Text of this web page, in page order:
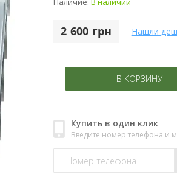
2 600 грн Нашли
В КОРЗИНУ
Купить в один клик
Введите номер телефона и